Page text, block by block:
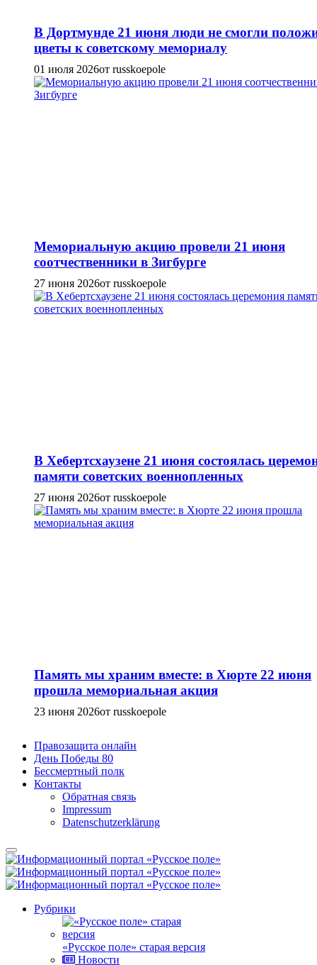
В Дортмунде 21 июня люди не смогли
цветы к советскому мемориалу
01 июля 2026от russkoepole
Мемориальную акцию провели 21 июня
соотчественники в Зигбурге
27 июня 2026от russkoepole
В Хебертсхаузене 21 июня состоялась
памяти советских военнопленных
27 июня 2026от russkoepole
Память мы храним вместе: в Хюрте 22 июня
прошла мемориальная акция
23 июня 2026от russkoepole
Правозащита онлайн
День Победы 80
Бессмертный полк
Контакты
Обратная связь
Impressum
Datenschutzerklärung
Рубрики
«Русское поле» старая версия
Новости